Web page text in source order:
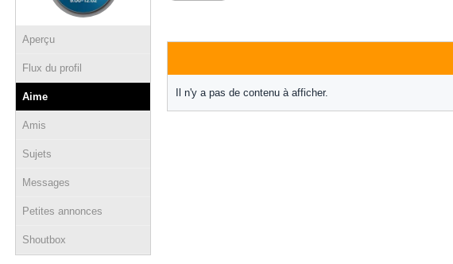
Aperçu
Flux du profil
Aime
Amis
Sujets
Messages
Petites annonces
Shoutbox
Il n'y a pas de contenu à afficher.